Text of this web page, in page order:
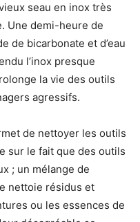
seau en inox très
Une demi-heure de
de bicarbonate et d’eau
l’inox presque
la vie des outils
agressifs.
de nettoyer les outils
sur le fait que des outils
; un mélange de
nettoie résidus et
ou les essences de